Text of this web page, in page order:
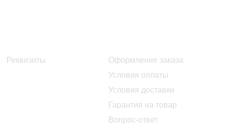
Реквизиты
Оформление заказа
Условия оплаты
Условия доставки
Гарантия на товар
Вопрос-ответ